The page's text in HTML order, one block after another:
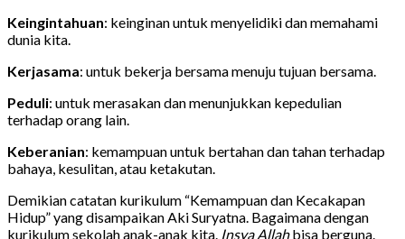
Keingintahuan: keinginan untuk menyelidiki dan memahami
dunia kita.
Kerjasama: untuk bekerja bersama menuju tujuan bersama.
Peduli: untuk merasakan dan menunjukkan kepedulian
terhadap orang lain.
Keberanian: kemampuan untuk bertahan dan tahan terhadap
bahaya, kesulitan, atau ketakutan.
Demikian catatan kurikulum “Kemampuan dan Kecakapan
Hidup” yang disampaikan Aki Suryatna. Bagaimana dengan
kurikulum sekolah anak-anak kita. Insya Allahbisa berguna.